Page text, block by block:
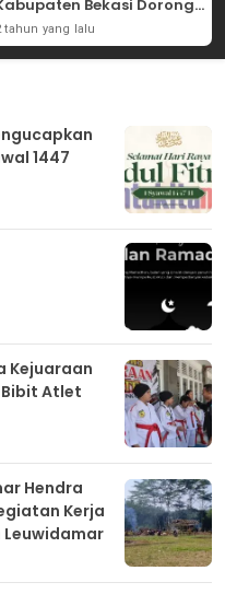
Bekasi Dorong
Partisipasi
tahun yang lalu
1447
Kejuaraan
Bibit Atlet
Hendra
Kerja
Leuwidamar